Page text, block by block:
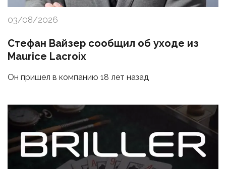
03/08/2026
Стефан Вайзер сообщил об уходе из
Maurice Lacroix
Он пришел в компанию 18 лет назад